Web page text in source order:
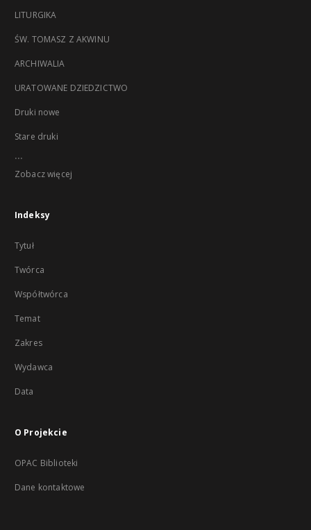
LITURGIKA
ŚW. TOMASZ Z AKWINU
ARCHIWALIA
URATOWANE DZIEDZICTWO
Druki nowe
Stare druki
...
Zobacz więcej
Indeksy
Tytuł
Twórca
Współtwórca
Temat
Zakres
Wydawca
Data
O Projekcie
OPAC Biblioteki
Dane kontaktowe